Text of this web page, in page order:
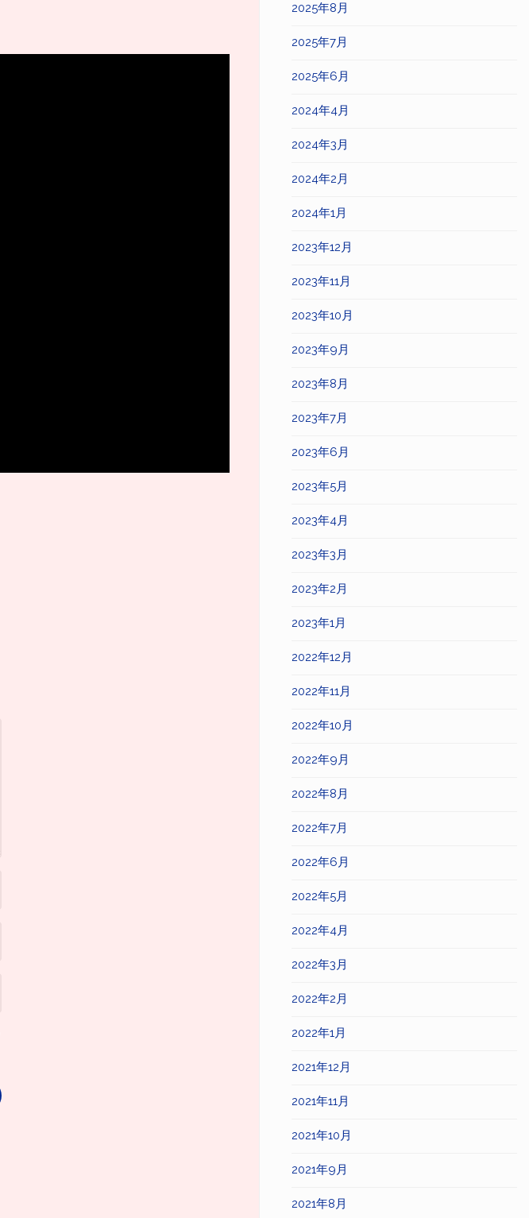
2025年8月
2025年7月
2025年6月
2024年4月
2024年3月
2024年2月
2024年1月
2023年12月
2023年11月
2023年10月
2023年9月
2023年8月
2023年7月
2023年6月
2023年5月
2023年4月
2023年3月
2023年2月
2023年1月
2022年12月
2022年11月
2022年10月
2022年9月
2022年8月
2022年7月
2022年6月
2022年5月
2022年4月
2022年3月
2022年2月
2022年1月
2021年12月
2021年11月
2021年10月
2021年9月
2021年8月